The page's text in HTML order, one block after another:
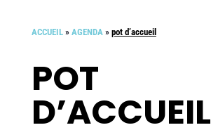
ACCUEIL» AGENDA» pot d’accueil
POT
D’ACCUEIL